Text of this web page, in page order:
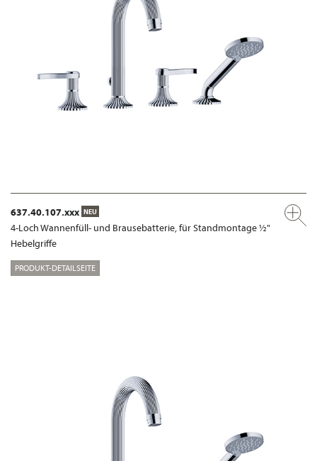
637.40.107.xxx NEU
4-Loch Wannenfüll- und Brausebatterie, für Standmontage ½"
Hebelgriffe
PRODUKT-DETAILSEITE